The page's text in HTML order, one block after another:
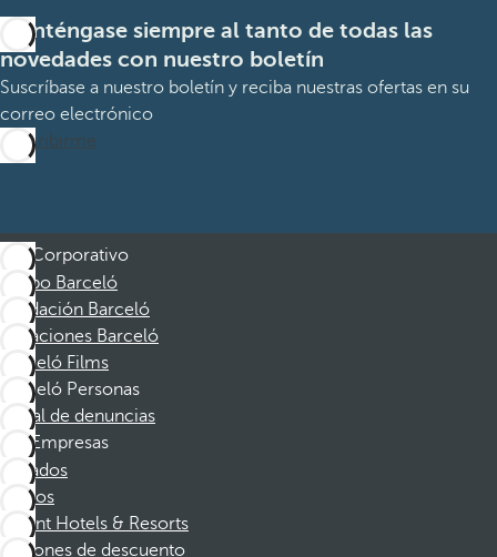
Manténgase siempre al tanto de todas las
novedades con nuestro boletín
Suscríbase a nuestro boletín y reciba nuestras ofertas en su
correo electrónico
Suscribirme
Corporativo
Grupo Barceló
Fundación Barceló
Vacaciones Barceló
Barceló Films
Barceló Personas
Canal de denuncias
Empresas
Afiliados
Socios
Dorint Hotels & Resorts
Cupones de descuento